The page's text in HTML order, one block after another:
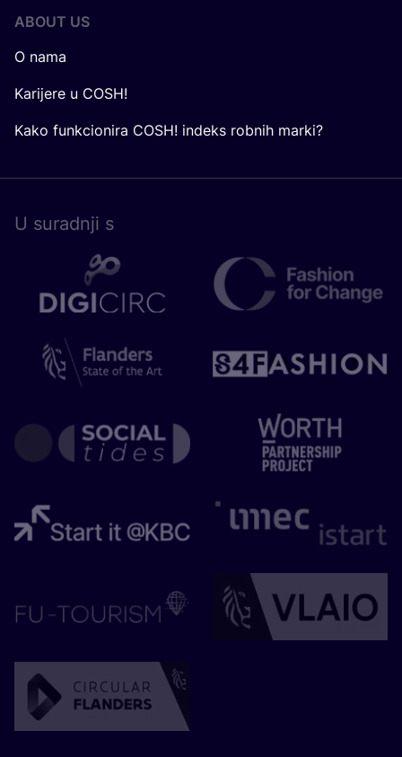
ABOUT US
O nama
Karijere u COSH!
Kako funkcionira COSH! indeks robnih marki?
U surad­nji s